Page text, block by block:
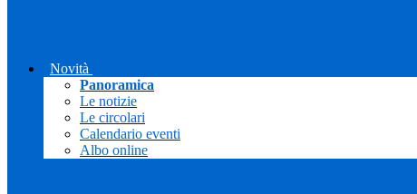
Novità
Panoramica
Le notizie
Le circolari
Calendario eventi
Albo online